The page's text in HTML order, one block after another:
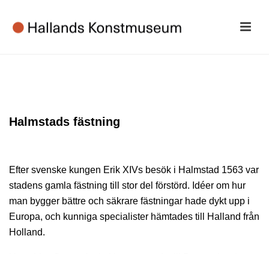
Halmstads fästning
Efter svenske kungen Erik XIVs besök i Halmstad 1563 var
stadens gamla fästning till stor del förstörd. Idéer om hur
man bygger bättre och säkrare fästningar hade dykt upp i
Europa, och kunniga specialister hämtades till Halland från
Holland.